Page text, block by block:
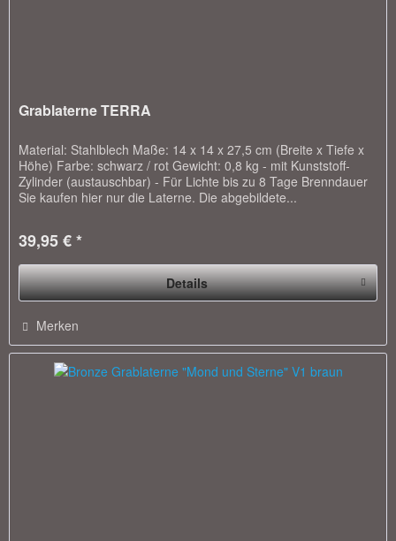
Grablaterne TERRA
Material: Stahlblech Maße: 14 x 14 x 27,5 cm (Breite x Tiefe x
Höhe) Farbe: schwarz / rot Gewicht: 0,8 kg - mit Kunststoff-
Zylinder (austauschbar) - Für Lichte bis zu 8 Tage Brenndauer
Sie kaufen hier nur die Laterne. Die abgebildete...
39,95 € *
Details
Merken